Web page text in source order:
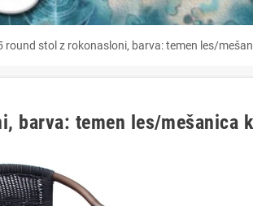
round stol z rokonasloni, barva: temen les/
barva: temen les/mešanica